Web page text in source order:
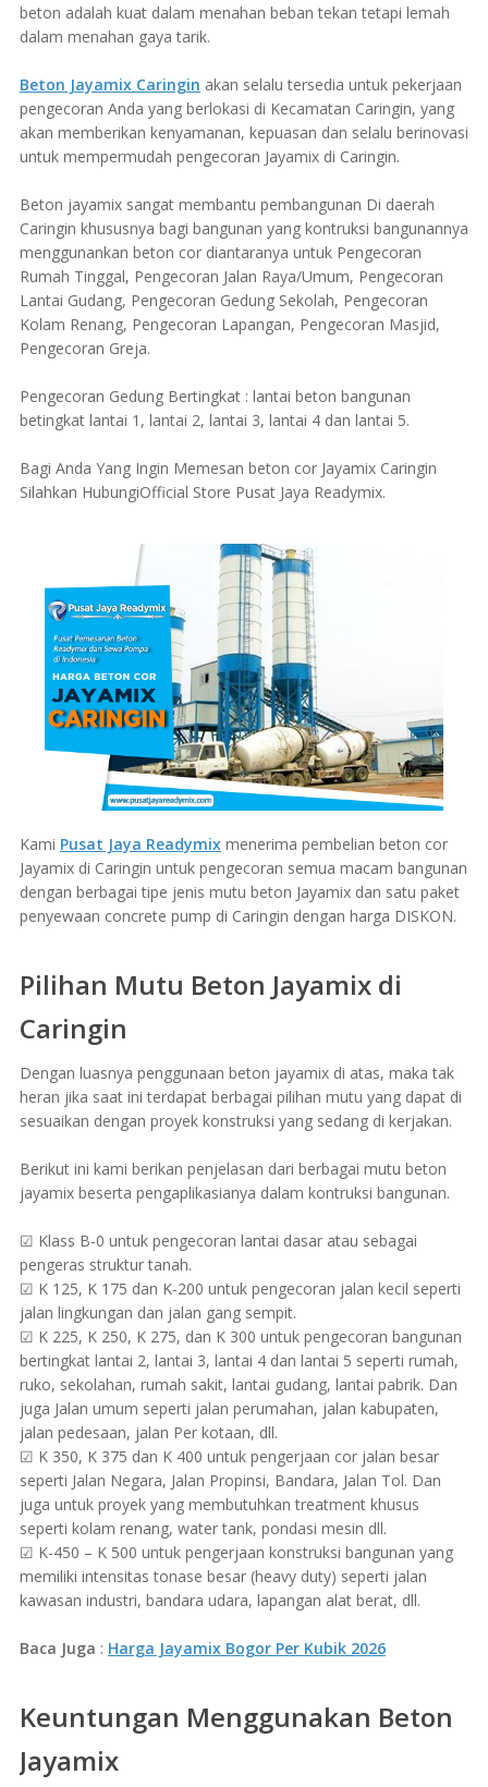
beton adalah kuat dalam menahan beban tekan tetapi lemah
dalam menahan gaya tarik.
Beton Jayamix Caringin akan selalu tersedia untuk pekerjaan
pengecoran Anda yang berlokasi di Kecamatan Caringin, yang
akan memberikan kenyamanan, kepuasan dan selalu berinovasi
untuk mempermudah pengecoran Jayamix di Caringin.
Beton jayamix sangat membantu pembangunan Di daerah
Caringin khususnya bagi bangunan yang kontruksi bangunannya
menggunankan beton cor diantaranya untuk Pengecoran
Rumah Tinggal, Pengecoran Jalan Raya/Umum, Pengecoran
Lantai Gudang, Pengecoran Gedung Sekolah, Pengecoran
Kolam Renang, Pengecoran Lapangan, Pengecoran Masjid,
Pengecoran Greja.
Pengecoran Gedung Bertingkat : lantai beton bangunan
betingkat lantai 1, lantai 2, lantai 3, lantai 4 dan lantai 5.
Bagi Anda Yang Ingin Memesan beton cor Jayamix Caringin
Silahkan HubungiOfficial Store Pusat Jaya Readymix.
Kami Pusat Jaya Readymix menerima pembelian beton cor
Jayamix di Caringin untuk pengecoran semua macam bangunan
dengan berbagai tipe jenis mutu beton Jayamix dan satu paket
penyewaan concrete pump di Caringin dengan harga DISKON.
Pilihan Mutu Beton Jayamix di
Caringin
Dengan luasnya penggunaan beton jayamix di atas, maka tak
heran jika saat ini terdapat berbagai pilihan mutu yang dapat di
sesuaikan dengan proyek konstruksi yang sedang di kerjakan.
Berikut ini kami berikan penjelasan dari berbagai mutu beton
jayamix beserta pengaplikasianya dalam kontruksi bangunan.
☑ Klass B-0 untuk pengecoran lantai dasar atau sebagai
pengeras struktur tanah.
☑ K 125, K 175 dan K-200 untuk pengecoran jalan kecil seperti
jalan lingkungan dan jalan gang sempit.
☑ K 225, K 250, K 275, dan K 300 untuk pengecoran bangunan
bertingkat lantai 2, lantai 3, lantai 4 dan lantai 5 seperti rumah,
ruko, sekolahan, rumah sakit, lantai gudang, lantai pabrik. Dan
juga Jalan umum seperti jalan perumahan, jalan kabupaten,
jalan pedesaan, jalan Per kotaan, dll.
☑ K 350, K 375 dan K 400 untuk pengerjaan cor jalan besar
seperti Jalan Negara, Jalan Propinsi, Bandara, Jalan Tol. Dan
juga untuk proyek yang membutuhkan treatment khusus
seperti kolam renang, water tank, pondasi mesin dll.
☑ K-450 – K 500 untuk pengerjaan konstruksi bangunan yang
memiliki intensitas tonase besar (heavy duty) seperti jalan
kawasan industri, bandara udara, lapangan alat berat, dll.
Baca Juga : Harga Jayamix Bogor Per Kubik 2026
Keuntungan Menggunakan Beton
Jayamix